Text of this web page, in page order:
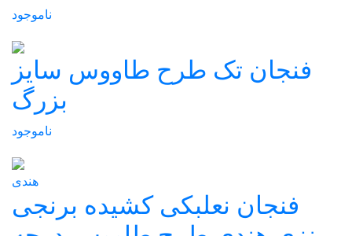
ناموجود
فنجان تک طرح طاووس سایز
بزرگ
ناموجود
هندی
فنجان نعلبکی کشیده برنجی